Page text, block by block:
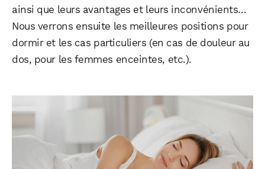
ainsi que leurs avantages et leurs inconvénients…
Nous verrons ensuite les meilleures positions pour
dormir et les cas particuliers (en cas de douleur au
dos, pour les femmes enceintes, etc.).